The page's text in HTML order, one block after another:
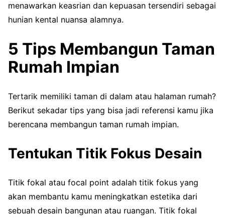
menawarkan keasrian dan kepuasan tersendiri sebagai
hunian kental nuansa alamnya.
5 Tips Membangun Taman
Rumah Impian
Tertarik memiliki taman di dalam atau halaman rumah?
Berikut sekadar tips yang bisa jadi referensi kamu jika
berencana membangun taman rumah impian.
Tentukan Titik Fokus Desain
Titik fokal atau focal point adalah titik fokus yang
akan membantu kamu meningkatkan estetika dari
sebuah desain bangunan atau ruangan. Titik fokal